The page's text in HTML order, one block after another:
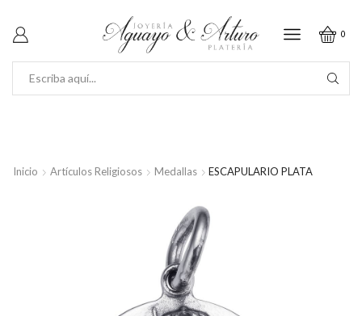
0
Inicio Artículos Religiosos Medallas ESCAPULARIO PLATA